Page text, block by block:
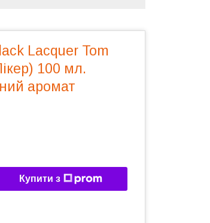
Lacquer Tom
100 мл.
аромат
Купити з